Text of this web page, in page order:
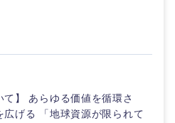
社宅・家賃補助有
て】 あらゆる価値を循環さ
げる 「地球資源が限られて